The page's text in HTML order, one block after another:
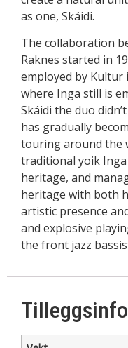
as one, Skáidi.
The collaboration
Raknes started in
employed by Kultur
where Inga still is
Skáidi the duo
has gradually
touring around the
traditional yoik
heritage, and
heritage with both
artistic presence
and explosive
the front jazz